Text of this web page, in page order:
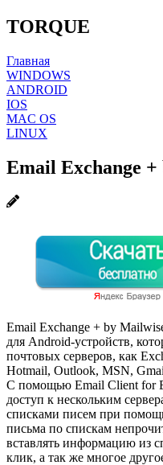
TORQUE
Главная
WINDOWS
ANDROID
IOS
MAC OS
LINUX
Email Exchange
Email Exchange + by
для Android-устройств,
почтовых серверов, как
Hotmail, Outlook, MSN,
С помощью Email Client for
доступ к нескольким
списками писем при
письма по спискам
вставлять информацию из
клик, а так же многое